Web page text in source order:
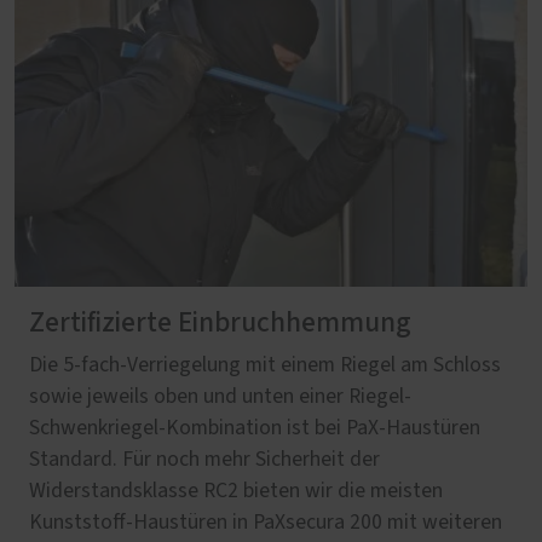
Zertifizierte Einbruchhemmung
Die 5-fach-Verriegelung mit einem Riegel am Schloss
sowie jeweils oben und unten einer Riegel-
Schwenkriegel-Kombination ist bei PaX-Haustüren
Standard. Für noch mehr Sicherheit der
Widerstandsklasse RC2 bieten wir die meisten
Kunststoff-Haustüren in PaXsecura 200 mit weiteren